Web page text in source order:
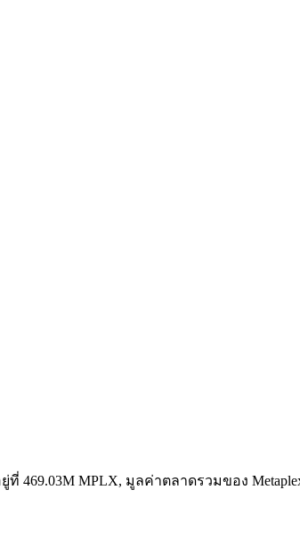
ที่ 469.03M MPLX, มูลค่าตลาดรวมของ